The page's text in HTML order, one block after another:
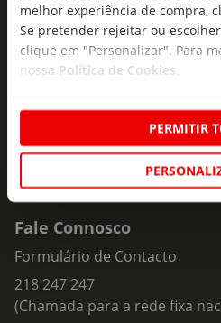
melhor experiência de compra,
Se pretender rejeitar ou
clique em "Personalizar". Para
nossa Política de Cookies.
PERMITIR
Subscreva e descubra
ofertas e novidades para si.
Insira o seu e-
Fale Connosco
Formulário de Contacto
218 247 247
(Chamada para a rede fixa